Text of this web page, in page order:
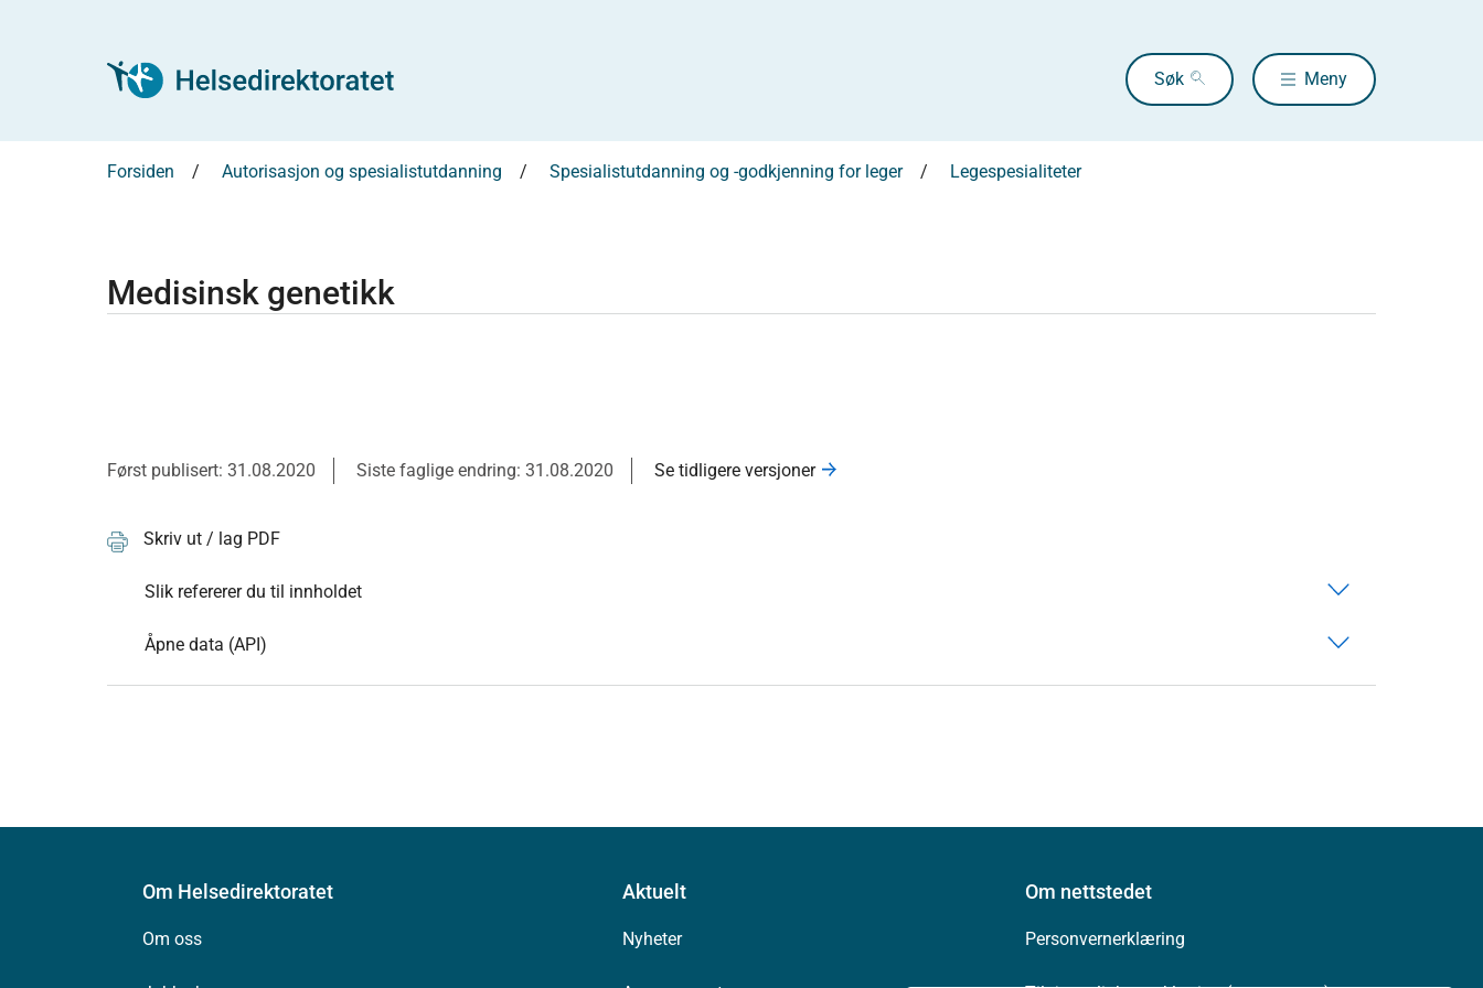
Søk Meny
Forsiden Autorisasjon og spesialistutdanning Spesialistutdanning og -godkjenning for leger Legespesialiteter
Medisinsk genetikk
Først publisert: 31.08.2020 Siste faglige endring: 31.08.2020 Se tidligere versjoner
Skriv ut / lag PDF
Slik refererer du til innholdet
Åpne data (API)
Om Helsedirektoratet
Om oss
Aktuelt
Nyheter
Om nettstedet
Personvernerklæring